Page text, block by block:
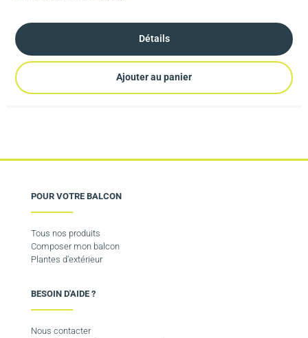
Détails
Ajouter au panier
POUR VOTRE BALCON
Tous nos produits
Composer mon balcon
Plantes d’extérieur
BESOIN D'AIDE ?
Nous contacter